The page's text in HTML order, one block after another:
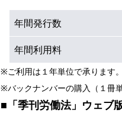
年間発行数
年間利用料
※ご利用は１年単位で承ります
※バックナンバーの購入（１冊
■「季刊労働法」ウェブ